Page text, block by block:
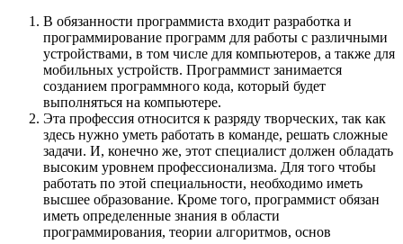
В обязанности программиста входит разработка и
программирование программ для работы с различными
устройствами, в том числе для компьютеров, а также для
мобильных устройств. Программист занимается
созданием программного кода, который будет
выполняться на компьютере.
Эта профессия относится к разряду творческих, так как
здесь нужно уметь работать в команде, решать сложные
задачи. И, конечно же, этот специалист должен обладать
высоким уровнем профессионализма. Для того чтобы
работать по этой специальности, необходимо иметь
высшее образование. Кроме того, программист обязан
иметь определенные знания в области
программирования, теории алгоритмов, основ